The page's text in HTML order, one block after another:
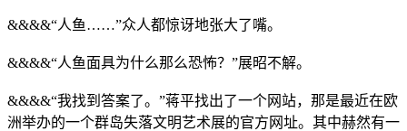
&&&&“人鱼……”众人都惊讶地张大了嘴。
&&&&“人鱼面具为什么那么恐怖？”展昭不解。
&&&&“我找到答案了。”蒋平找出了一个网站，那是最近在欧
洲举办的一个群岛失落文明艺术展的官方网址。其中赫然有一